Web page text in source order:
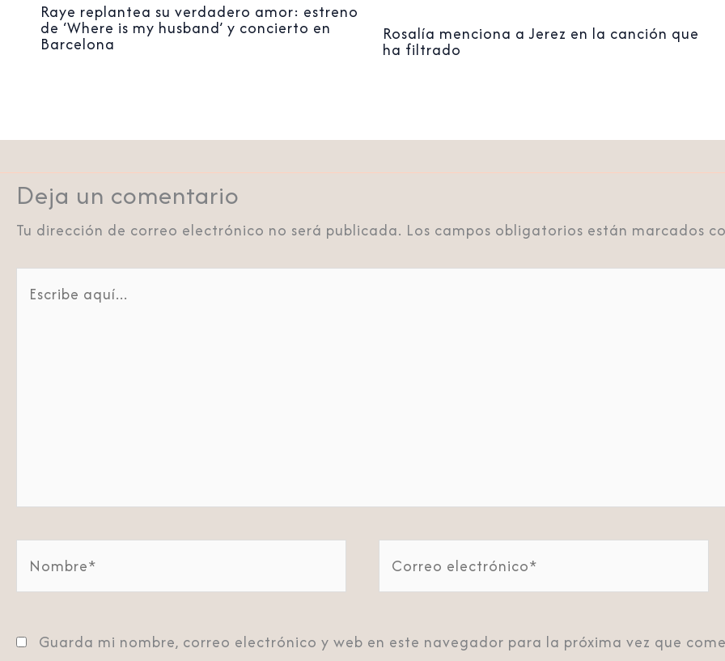
Raye replantea su verdadero amor: estreno
de ‘Where is my husband’ y concierto en
Barcelona Rosalía menciona a Jerez en la canción que
ha filtrado
Deja un comentario
Tu dirección de correo electrónico no será publicada. Los campos obligatorios están marcados
Guarda mi nombre, correo electrónico y web en este navegador para la próxima vez que